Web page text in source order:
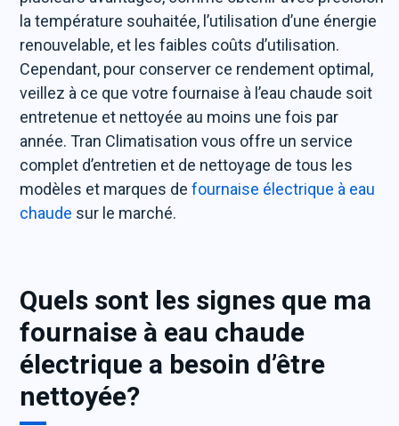
la température souhaitée, l’utilisation d’une énergie
renouvelable, et les faibles coûts d’utilisation.
Cependant, pour conserver ce rendement optimal,
veillez à ce que votre fournaise à l’eau chaude soit
entretenue et nettoyée au moins une fois par
année. Tran Climatisation vous offre un service
complet d’entretien et de nettoyage de tous les
modèles et marques defournaise électrique à eau
chaude sur le marché.
Quels sont les signes que ma
fournaise à eau chaude
électrique a besoin d’être
nettoyée?